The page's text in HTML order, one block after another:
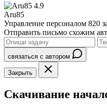
4.9
Aru85
Управление персоналом 820
Отправить письмо схожим
связаться с автором
Закрыть
Скачивание